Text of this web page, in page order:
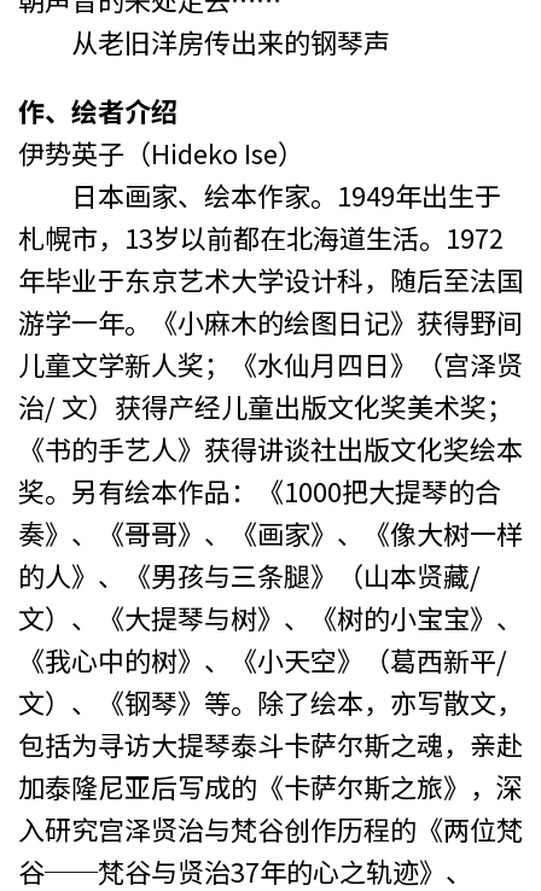
从老旧洋房传出来的钢琴声
作、绘者介绍
伊势英子（Hideko Ise）
日本画家、绘本作家。1949年出生于
札幌市，13岁以前都在北海道生活。1972
年毕业于东京艺术大学设计科，随后至法国
游学一年。《小麻木的绘图日记》获得野间
儿童文学新人奖；《水仙月四日》（宫泽贤
治/ 文）获得产经儿童出版文化奖美术奖；
《书的手艺人》获得讲谈社出版文化奖绘本
奖。另有绘本作品：《1000把大提琴的合
奏》、《哥哥》、《画家》、《像大树一样
的人》、《男孩与三条腿》（山本贤藏/
文）、《大提琴与树》、《树的小宝宝》、
《我心中的树》、《小天空》（葛西新平/
文）、《钢琴》等。除了绘本，亦写散文，
包括为寻访大提琴泰斗卡萨尔斯之魂，亲赴
加泰隆尼亚后写成的《卡萨尔斯之旅》，深
入研究宫泽贤治与梵谷创作历程的《两位梵
谷──梵谷与贤治37年的心之轨迹》、